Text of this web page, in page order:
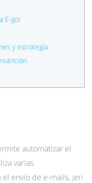
E-goi
y estrategia
automatizar el
varias
envío de e-mails, ¡en